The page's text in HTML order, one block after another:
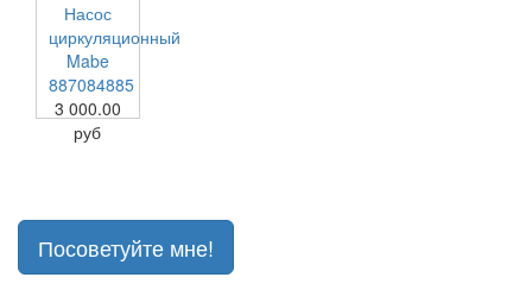
Насос
циркуляционный
Mabe
887084885
3 000.00
руб
Посоветуйте мне!